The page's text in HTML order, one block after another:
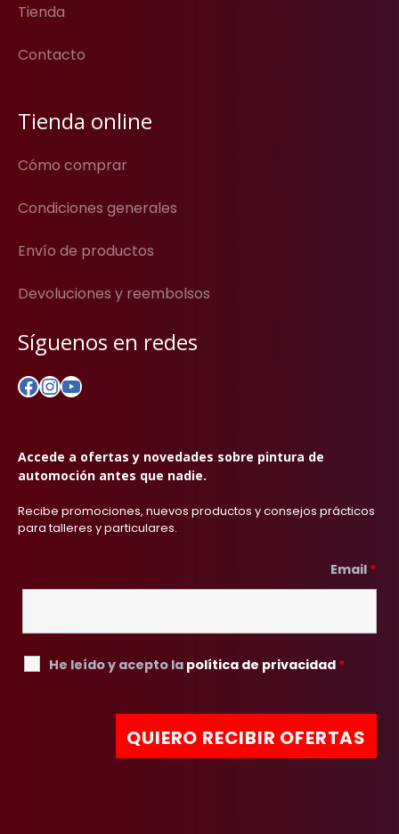
Tienda
Contacto
Tienda online
Cómo comprar
Condiciones generales
Envío de productos
Devoluciones y reembolsos
Síguenos en redes
Facebook
Instagram
YouTube
Accede a ofertas y novedades sobre pintura de
automoción antes que nadie.
Recibe promociones, nuevos productos y consejos prácticos
para talleres y particulares.
Email *
He leído y acepto la política de privacidad *